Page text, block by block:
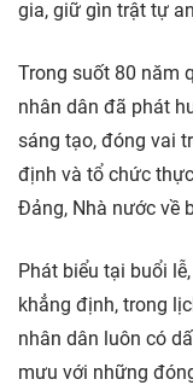
gia, giữ gìn trật tự
Trong suốt 80 năm
nhân dân đã phát
sáng tạo, đóng vai
định và tổ chức
Đảng, Nhà nước về
Phát biểu tại buổi
khẳng định, trong
nhân dân luôn có
mưu với những